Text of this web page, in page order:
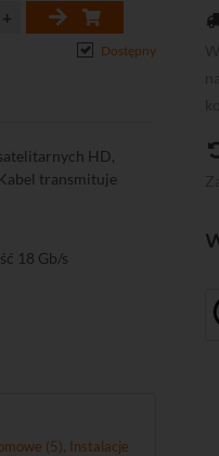
Dostępny
HD,
transmituje
18 Gb/s
(5) Instalacje